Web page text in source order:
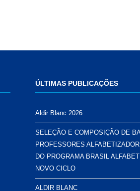
ÚLTIMAS PUBLICAÇÕES
Aldir Blanc 2026
SELEÇÃO E COMPOSIÇÃO DE
PROFESSORES
DO PROGRAMA BRASIL
NOVO CICLO
ALDIR BLANC